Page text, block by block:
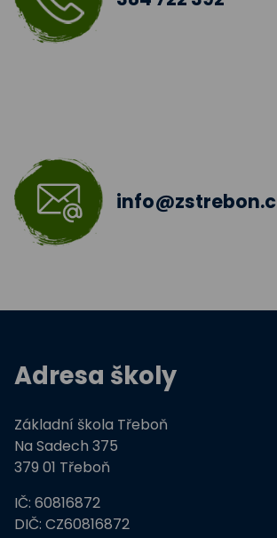
Šablony III
Šablony II.
Šablony 2016
Celé Česko čte dětem
Moderní technologie ve výuce
ZŠ Třeboň, Na Sadech jede do E
Tvořivá dílna žáků ZŠ Třeboň
Zdravé město Třeboň a ZŠ
Adresa školy
Základní škola Třeboň
Na Sadech 375
379 01 Třeboň
IČ: 60816872
DIČ: CZ60816872